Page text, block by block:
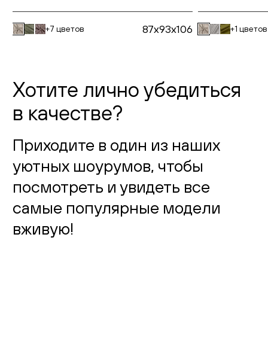
+7 цветов 87x93x106 +1 цветов
Хотите лично убедиться
в качестве?
Приходите в один из наших
уютных шоурумов, чтобы
посмотреть и увидеть все
самые популярные модели
вживую!